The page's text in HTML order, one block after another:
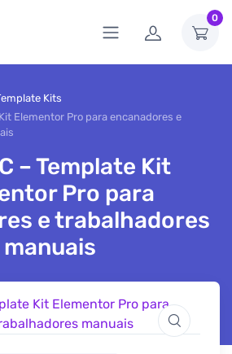
0
Kits
Elementor Pro para encanadores e
– Template Kit
Pro para
e trabalhadores
manuais